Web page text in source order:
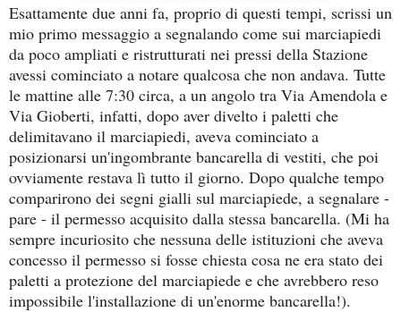
Esattamente due anni fa, proprio di questi tempi, scrissi un
mio primo messaggio a segnalando come sui marciapiedi
da poco ampliati e ristrutturati nei pressi della Stazione
avessi cominciato a notare qualcosa che non andava. Tutte
le mattine alle 7:30 circa, a un angolo tra Via Amendola e
Via Gioberti, infatti, dopo aver divelto i paletti che
delimitavano il marciapiedi, aveva cominciato a
posizionarsi un'ingombrante bancarella di vestiti, che poi
ovviamente restava lì tutto il giorno. Dopo qualche tempo
comparirono dei segni gialli sul marciapiede, a segnalare -
pare - il permesso acquisito dalla stessa bancarella. (Mi ha
sempre incuriosito che nessuna delle istituzioni che aveva
concesso il permesso si fosse chiesta cosa ne era stato dei
paletti a protezione del marciapiede e che avrebbero reso
impossibile l'installazione di un'enorme bancarella!).